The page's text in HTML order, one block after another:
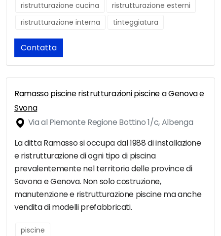
ristrutturazione cucina
ristrutturazione esterni
ristrutturazione interna
tinteggiatura
Contatta
Ramasso piscine ristrutturazioni piscine a Genova e
Svona
Via al Piemonte Regione Bottino 1/c, Albenga
La ditta Ramasso si occupa dal 1988 di installazione
e ristrutturazione di ogni tipo di piscina
prevalentemente nel territorio delle province di
Savona e Genova. Non solo costruzione,
manutenzione e ristrutturazione piscine ma anche
vendita di modelli prefabbricati.
piscine